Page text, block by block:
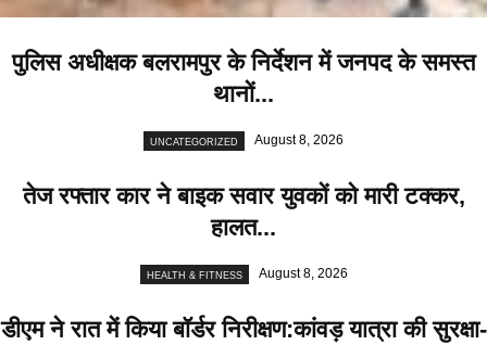
पुलिस अधीक्षक बलरामपुर के निर्देशन में जनपद के समस्त
थानों...
UNCATEGORIZED August 8, 2026
तेज रफ्तार कार ने बाइक सवार युवकों को मारी टक्कर,
हालत...
HEALTH & FITNESS August 8, 2026
डीएम ने रात में किया बॉर्डर निरीक्षण:कांवड़ यात्रा की सुरक्षा-